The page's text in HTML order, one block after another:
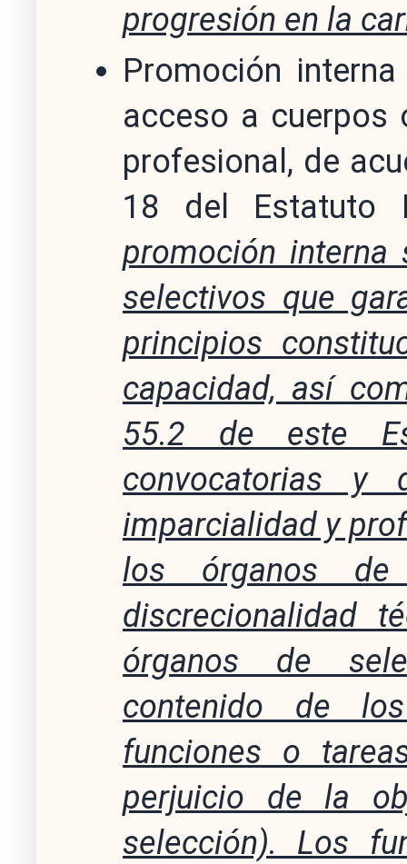
progresión en la
Promoción
acceso a cuerpos
profesional, de
18 del Estatuto
promoción interna
selectivos que
principios
capacidad, así
55.2 de este
convocatorias y
imparcialidad y
los órganos de
discrecionalidad
órganos de
contenido de
funciones o
perjuicio de la
selección). Los